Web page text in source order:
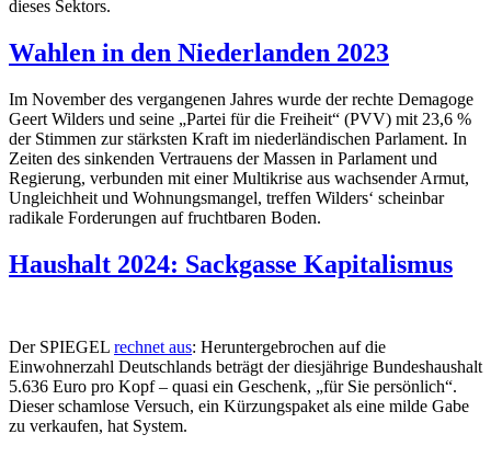
dieses Sektors.
Wahlen in den Niederlanden 2023
Im November des vergangenen Jahres wurde der rechte Demagoge
Geert Wilders und seine „Partei für die Freiheit“ (PVV) mit 23,6 %
der Stimmen zur stärksten Kraft im niederländischen Parlament. In
Zeiten des sinkenden Vertrauens der Massen in Parlament und
Regierung, verbunden mit einer Multikrise aus wachsender Armut,
Ungleichheit und Wohnungsmangel, treffen Wilders‘ scheinbar
radikale Forderungen auf fruchtbaren Boden.
Haushalt 2024: Sackgasse Kapitalismus
Der SPIEGEL rechnet aus: Heruntergebrochen auf die
Einwohnerzahl Deutschlands beträgt der diesjährige Bundeshaushalt
5.636 Euro pro Kopf – quasi ein Geschenk, „für Sie persönlich“.
Dieser schamlose Versuch, ein Kürzungspaket als eine milde Gabe
zu verkaufen, hat System.